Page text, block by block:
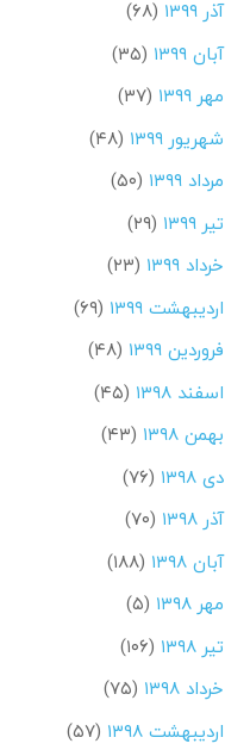
آذر ۱۳۹۹
(۶۸)
آبان ۱۳۹۹
(۳۵)
مهر ۱۳۹۹
(۳۷)
شهریور ۱۳۹۹
(۴۸)
مرداد ۱۳۹۹
(۵۰)
تیر ۱۳۹۹
(۲۹)
خرداد ۱۳۹۹
(۲۳)
اردیبهشت ۱۳۹۹
(۶۹)
فروردین ۱۳۹۹
(۴۸)
اسفند ۱۳۹۸
(۴۵)
بهمن ۱۳۹۸
(۴۳)
دی ۱۳۹۸
(۷۶)
آذر ۱۳۹۸
(۷۰)
آبان ۱۳۹۸
(۱۸۸)
مهر ۱۳۹۸
(۵)
تیر ۱۳۹۸
(۱۰۶)
خرداد ۱۳۹۸
(۷۵)
اردیبهشت ۱۳۹۸
(۵۷)